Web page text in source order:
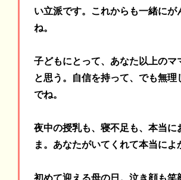
い立派です。これからも一緒にが
ね。
子どもにとって、あなた以上のマ
と思う。自信を持って、でも無理
でね。
夜中の授乳も、寝不足も、本当に
ま。あなたがいてくれて本当によ
初めて迎える母の日。泣き顔も笑